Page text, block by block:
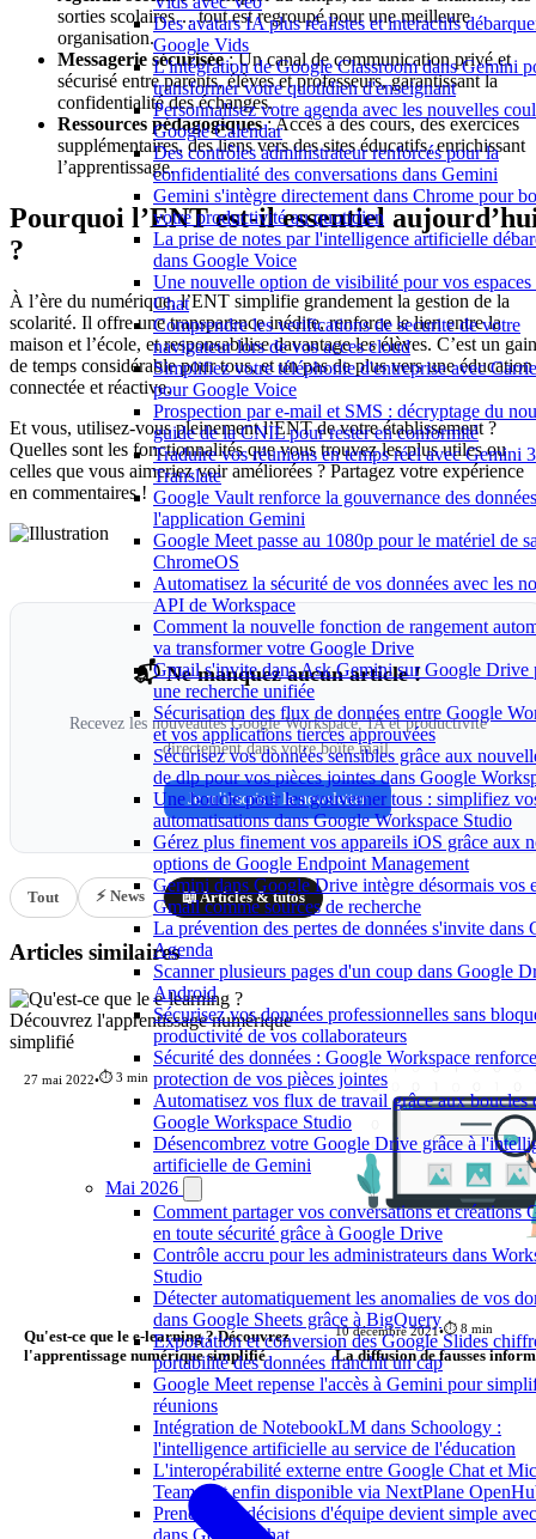
Des avatars IA plus réalistes et interactifs
Google Vids
L'intégration de Google Classroom dans Gemini
transformer votre quotidien d'enseignant
Personnalisez votre agenda avec les nouvelles
Google Calendar
Des contrôles administrateur renforcés pour la
confidentialité des conversations dans Gemini
Gemini s'intègre directement dans Chrome pour
votre productivité au quotidien
La prise de notes par l'intelligence artificielle
dans Google Voice
Une nouvelle option de visibilité pour vos
Chat
Comprendre les verifications de securite de votre
navigateur lors de vos acces cloud
Simplifiez votre téléphonie d'entreprise avec
pour Google Voice
Prospection par e-mail et SMS : décryptage du
guide de la CNIL pour rester en conformité
Traduire vos réunions en temps réel avec Gemini
Translate
Google Vault renforce la gouvernance des
l'application Gemini
Google Meet passe au 1080p pour le matériel de
ChromeOS
Automatisez la sécurité de vos données avec les
API de Workspace
Comment la nouvelle fonction de rangement
va transformer votre Google Drive
Gmail s'invite dans Ask Gemini sur Google Drive
une recherche unifiée
Sécurisation des flux de données entre Google
et vos applications tierces approuvées
Sécurisez vos données sensibles grâce aux
de dlp pour vos pièces jointes dans Google
Une boucle pour les gouverner tous : simplifiez
automatisations dans Google Workspace Studio
Gérez plus finement vos appareils iOS grâce aux
options de Google Endpoint Management
Gemini dans Google Drive intègre désormais vos
Gmail comme sources de recherche
La prévention des pertes de données s'invite dans
Agenda
Scanner plusieurs pages d'un coup dans Google
Android
Sécurisez vos données professionnelles sans
productivité de vos collaborateurs
Sécurité des données : Google Workspace
protection de vos pièces jointes
Automatisez vos flux de travail grâce aux boucles
Google Workspace Studio
Désencombrez votre Google Drive grâce à
artificielle de Gemini
Mai 2026
Comment partager vos conversations et créations
en toute sécurité grâce à Google Drive
Contrôle accru pour les administrateurs dans
Studio
Détecter automatiquement les anomalies de vos
dans Google Sheets grâce à BigQuery
Exportation et conversion des Google Slides
portabilité des données franchit un cap
Google Meet repense l'accès à Gemini pour
réunions
Intégration de NotebookLM dans Schoology :
l'intelligence artificielle au service de l'éducation
L'interopérabilité externe entre Google Chat et
Teams est enfin disponible via NextPlane
Prendre des décisions d'équipe devient simple
dans Google Chat
sorties scolaires… tout est regroupé pour une meilleure
organisation.
Messagerie sécurisée: Un canal de communication privé et
sécurisé entre parents, élèves et professeurs, garantissant la
confidentialité des échanges.
Ressources pédagogiques: Accès à des cours, des exercices
supplémentaires, des liens vers des sites éducatifs, enrichissant
l’apprentissage.
Pourquoi l’ENT est-il essentiel
?
À l’ère du numérique, l’ENT simplifie grandement la gestion de la
scolarité. Il offre une transparence inédite, renforce le lien entre la
maison et l’école, et responsabilise davantage les élèves. C’est un gain
de temps considérable pour tous, et un pas de plus vers une éducation
connectée et réactive.
Et vous, utilisez-vous pleinement l’ENT de votre établissement ?
Quelles sont les fonctionnalités que vous trouvez les plus utiles ou
celles que vous aimeriez voir améliorées ? Partagez votre expérience
en commentaires !
📬 Ne manquez aucun article !
Recevez les nouveautés Google Workspace, IA et productivité
directement dans votre boîte mail.
Je m'inscris à la newsletter
Tout ⚡ News 📖 Articles & tutos
Articles similaires
27 mai 2022•⏱️ 3 min
Qu'est-ce que le e-learning ? Découvrez
l'apprentissage numérique simplifié
10 décembre 2021•⏱️ 8 min
La diffusion de fausses